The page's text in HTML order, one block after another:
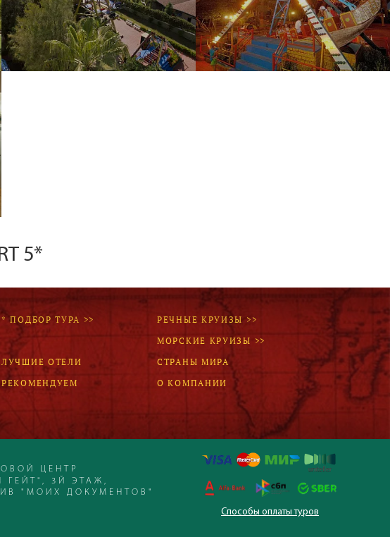
5*
* ПОДБОР ТУРА >>
РЕЧНЫЕ КРУИЗЫ >>
МОРСКИЕ КРУИЗЫ >>
ЛУЧШИЕ ОТЕЛИ
СТРАНЫ МИРА
РЕКОМЕНДУЕМ
О КОМПАНИИ
ЦЕНТР
ГЕЙТ", 3Й ЭТАЖ,
"МОИХ ДОКУМЕНТОВ"
Способы оплаты туров